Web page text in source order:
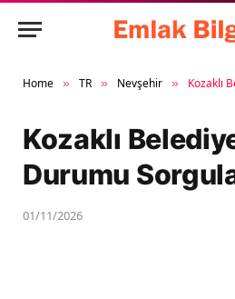
Home » TR » Nevşehir » Kozaklı
Kozaklı
Durumu
01/11/2026